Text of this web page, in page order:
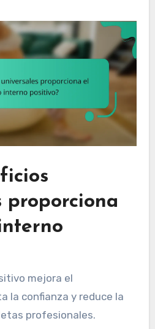
proporciona
mejora el
la confianza y reduce la
profesionales.